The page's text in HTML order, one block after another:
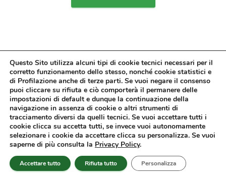
Cerca su Affari Miei:
Cerca …
Potrebbero interessarti
Migliori Azioni sulle Utilities da
Questo Sito utilizza alcuni tipi di cookie tecnici necessari per il
corretto funzionamento dello stesso, nonché cookie statistici e
di Profilazione anche di terze parti. Se vuoi negare il consenso
puoi cliccare su rifiuta e ciò comporterà il permanere delle
impostazioni di default e dunque la continuazione della
navigazione in assenza di cookie o altri strumenti di
tracciamento diversi da quelli tecnici. Se vuoi accettare tutti i
cookie clicca su accetta tutti, se invece vuoi autonomamente
selezionare i cookie da accettare clicca su personalizza. Se vuoi
saperne di più consulta la Privacy Policy.
Accettare tutto Rifiuta tutto Personalizza